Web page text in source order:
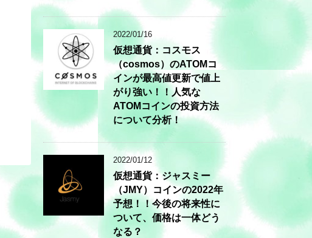
2022/01/16
仮想通貨：コスモス
（cosmos）のATOMコ
インが最高値更新で値上
がり強い！！人気な
ATOMコインの投資方法
について分析！
2022/01/12
仮想通貨：ジャスミー
（JMY）コインの2022年
予想！！今後の将来性に
ついて、価格は一体どう
なる？